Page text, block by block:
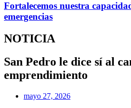
Fortalecemos nuestra
emergencias
NOTICIA
San Pedro le dice sí al
emprendimiento
mayo 27, 2026